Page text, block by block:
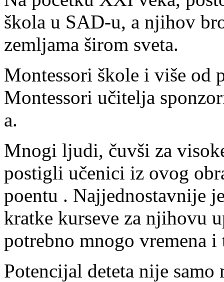
škola u SAD-u, a njihov
zemljama širom sveta.
Montessori škole i više od
Montessori učitelja
a.
Mnogi ljudi, čuvši za
postigli učenici iz ovog
poentu . Najjednostavnije
kratke kurseve za njihovu
potrebno mnogo vremena
Potencijal deteta nije